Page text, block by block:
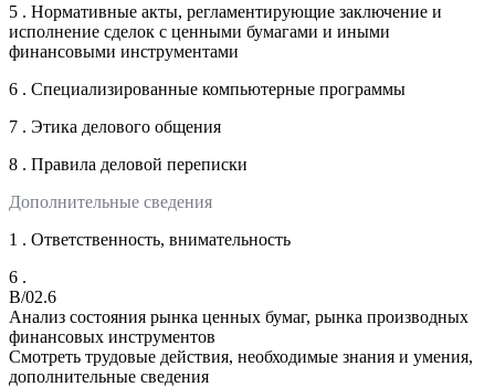
5 . Нормативные акты, регламентирующие заключение и
исполнение сделок с ценными бумагами и иными
финансовыми инструментами
6 . Специализированные компьютерные программы
7 . Этика делового общения
8 . Правила деловой переписки
Дополнительные сведения
1 . Ответственность, внимательность
6 .
B/02.6
Анализ состояния рынка ценных бумаг, рынка производных
финансовых инструментов
Смотреть трудовые действия, необходимые знания и умения,
дополнительные сведения